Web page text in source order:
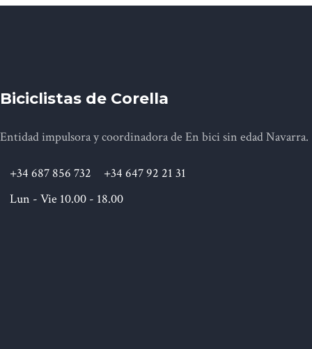
Biciclistas de Corella
Entidad impulsora y coordinadora de En bici sin edad Navarra.
+34 687 856 732
+34 647 92 21 31
Lun - Vie 10.00 - 18.00